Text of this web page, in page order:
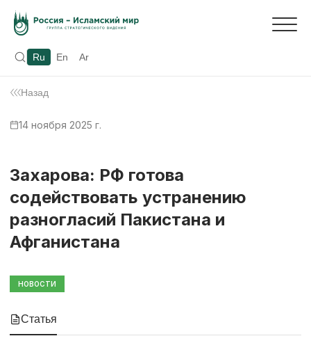
Ru En Ar
Назад
14 ноября 2025 г.
Захарова: РФ готова
содействовать устранению
разногласий Пакистана и
Афганистана
НОВОСТИ
Статья